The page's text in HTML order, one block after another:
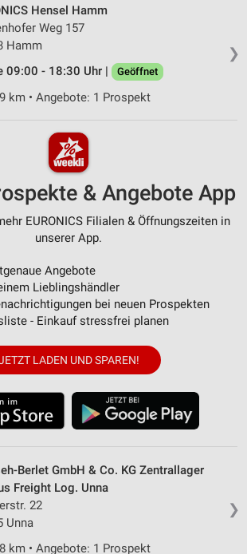
❯
Hensel Hamm
Weg 157
Hamm
09:00 - 18:30 Uhr |
Geöffnet
km • Angebote: 1 Prospekt
& Angebote App
EURONICS Filialen & Öffnungszeiten in
unserer App.
Angebote
Lieblingshändler
bei neuen Prospekten
- Einkauf stressfrei planen
LADEN UND SPAREN!
❯
Berlet GmbH & Co. KG Zentrallager
Freight Log. Unna
22
Unna
km • Angebote: 1 Prospekt